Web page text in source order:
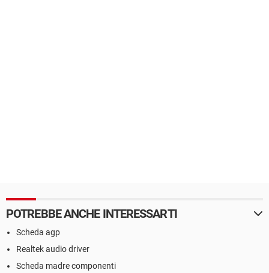
POTREBBE ANCHE INTERESSARTI
Scheda agp
Realtek audio driver
Scheda madre componenti